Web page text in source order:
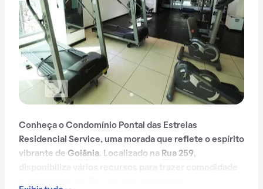
Conheça o Condomínio Pontal das Estrelas
Residencial Service, uma morada que reflete o espírito
vibrante de Goiânia. Localizado na Rua 259,